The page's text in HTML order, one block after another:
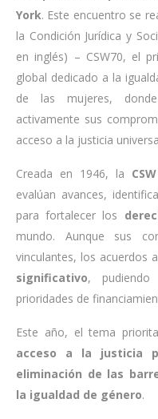
York. Este encuentro se
la Condición Jurídica y
en inglés) – CSW70, el
global dedicado a la
de las mujeres, donde
activamente sus
acceso a la justicia
Creada en 1946, la CSW
evalúan avances,
para fortalecer los
mundo. Aunque sus
vinculantes, los acuerdos
significativo, pudiendo
prioridades de
Este año, el tema
acceso a la justicia
eliminación de las
la igualdad de género.